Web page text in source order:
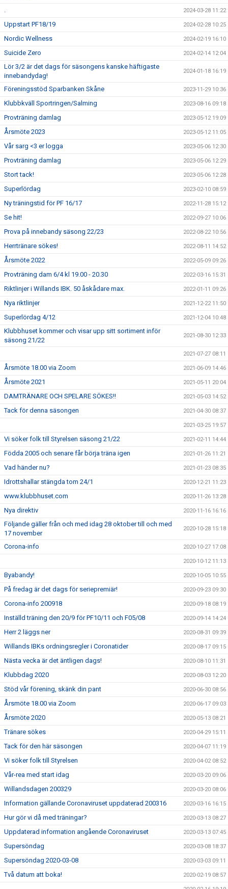
. 2024-03-28 11:22
Uppstart PF18/19 2024-02-28 10:25
Nordic Wellness 2024-02-19 16:10
Suicide Zero 2024-02-14 12:04
Lör 3/2 är det dags för säsongens kanske häftigaste
innebandydag!
2024-01-18 16:19
Föreningsstöd Sparbanken Skåne 2023-11-29 10:36
Klubbkväll Sportringen/Salming 2023-08-16 09:18
Provträning damlag 2023-05-12 19:09
Årsmöte 2023 2023-05-12 11:05
Vår sarg <3 er logga 2023-05-06 12:30
Provträning damlag 2023-05-06 12:29
Stort tack! 2023-05-06 12:28
Superlördag 2023-02-10 08:59
Ny träningstid för PF 16/17 2022-11-28 15:12
Se hit! 2022-09-27 10:06
Prova på innebandy säsong 22/23 2022-08-22 10:56
Herrtränare sökes! 2022-08-11 14:52
Årsmöte 2022 2022-05-09 09:26
Provträning dam 6/4 kl 19.00 - 20.30 2022-03-16 15:31
Riktlinjer i Willands IBK. 50 åskådare max. 2022-01-11 09:26
Nya riktlinjer 2021-12-22 11:50
Superlördag 4/12 2021-12-04 10:48
Klubbhuset kommer och visar upp sitt sortiment inför
säsong 21/22
2021-08-30 12:33
2021-07-27 08:11
Årsmöte 18.00 via Zoom 2021-06-09 14:46
Årsmöte 2021 2021-05-11 20:04
DAMTRÄNARE OCH SPELARE SÖKES!! 2021-05-03 14:52
Tack för denna säsongen 2021-04-30 08:37
2021-03-25 19:57
Vi söker folk till Styrelsen säsong 21/22 2021-02-11 14:44
Födda 2005 och senare får börja träna igen 2021-01-26 11:21
Vad händer nu? 2021-01-23 08:35
Idrottshallar stängda tom 24/1 2020-12-21 11:23
www.klubbhuset.com 2020-11-26 13:28
Nya direktiv 2020-11-16 16:16
Följande gäller från och med idag 28 oktober till och med
17 november
2020-10-28 15:18
Corona-info 2020-10-27 17:08
2020-10-12 11:13
Byabandy! 2020-10-05 10:55
På fredag är det dags för seriepremiär! 2020-09-23 09:30
Corona-info 200918 2020-09-18 08:19
Inställd träning den 20/9 för PF10/11 och F05/08 2020-09-14 14:24
Herr 2 läggs ner 2020-08-31 09:39
Willands IBKs ordningsregler i Coronatider 2020-08-17 09:15
Nästa vecka är det äntligen dags! 2020-08-10 11:31
Klubbdag 2020 2020-08-03 12:20
Stöd vår förening, skänk din pant 2020-06-30 08:56
Årsmöte 18.00 via Zoom 2020-06-17 09:03
Årsmöte 2020 2020-05-13 08:21
Tränare sökes 2020-04-29 15:11
Tack för den här säsongen 2020-04-07 11:19
Vi söker folk till Styrelsen 2020-04-02 08:52
Vår-rea med start idag 2020-03-20 09:06
Willandsdagen 200329 2020-03-20 08:06
Information gällande Coronaviruset uppdaterad 200316 2020-03-16 16:15
Hur gör vi då med träningar? 2020-03-13 08:27
Uppdaterad information angående Coronaviruset 2020-03-13 07:45
Supersöndag 2020-03-08 18:37
Supersöndag 2020-03-08 2020-03-03 09:11
Två datum att boka! 2020-02-19 08:57